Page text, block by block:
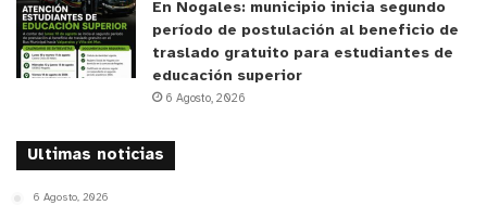
En Nogales: municipio inicia segundo
período de postulación al beneficio de
traslado gratuito para estudiantes de
educación superior
6 Agosto, 2026
Ultimas noticias
6 Agosto, 2026